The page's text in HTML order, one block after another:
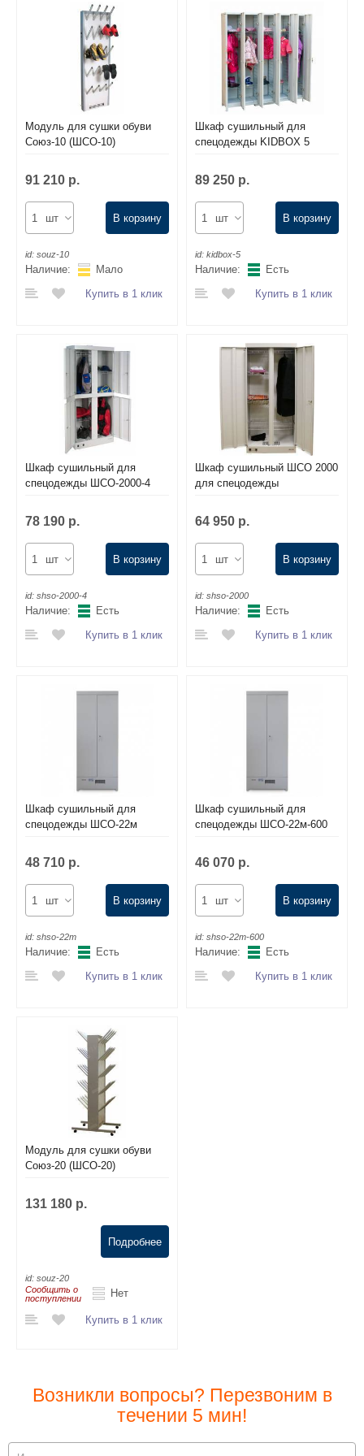
Модуль для сушки обуви
Союз-10 (ШСО-10)
91 210 р.
шт В корзину
id: souz-10
Наличие:
Мало
Купить в 1 клик
Шкаф сушильный для
спецодежды KIDBOX 5
89 250 р.
шт В корзину
id: kidbox-5
Наличие:
Есть
Купить в 1 клик
Шкаф сушильный для
спецодежды ШСО-2000-4
78 190 р.
шт В корзину
id: shso-2000-4
Наличие:
Есть
Купить в 1 клик
Шкаф сушильный ШСО 2000
для спецодежды
64 950 р.
шт В корзину
id: shso-2000
Наличие:
Есть
Купить в 1 клик
Шкаф сушильный для
спецодежды ШСО-22м
48 710 р.
шт В корзину
id: shso-22m
Наличие:
Есть
Купить в 1 клик
Шкаф сушильный для
спецодежды ШСО-22м-600
46 070 р.
шт В корзину
id: shso-22m-600
Наличие:
Есть
Купить в 1 клик
Модуль для сушки обуви
Союз-20 (ШСО-20)
131 180 р.
Подробнее
id: souz-20
Сообщить о
поступлении
Нет
Купить в 1 клик
Возникли вопросы? Перезвоним в
течении 5 мин!
Комплектующие для шкафов